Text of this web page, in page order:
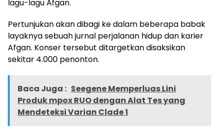
lagu-lagu Afgan.
Pertunjukan akan dibagi ke dalam beberapa babak
layaknya sebuah jurnal perjalanan hidup dan karier
Afgan. Konser tersebut ditargetkan disaksikan
sekitar 4.000 penonton.
Baca Juga : Seegene Memperluas Lini
Produk mpox RUO dengan Alat Tes yang
Mendeteksi Varian Clade 1